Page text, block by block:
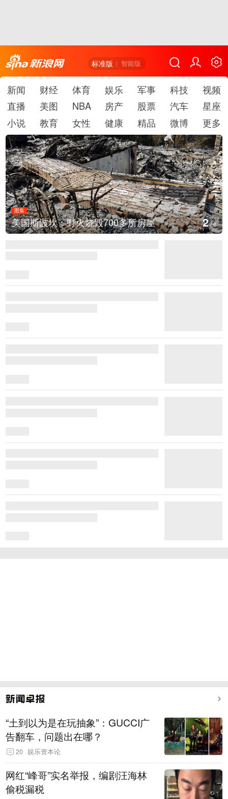
标准版 智能版
新闻 财经 体育 娱乐 军事 科技
视频
直播
美图 NBA 房产 股票 汽车
星座
小说
教育 女性 健康 精品 微博 更多
斯波坎：野火烧毁700多所房屋
图集
叙利
3/6
“土到以为是在玩抽象”：GUCCI广
告翻车，问题出在哪？
20 娱乐资本论
网红“峰哥”实名举报，编剧汪海林
偷税漏税